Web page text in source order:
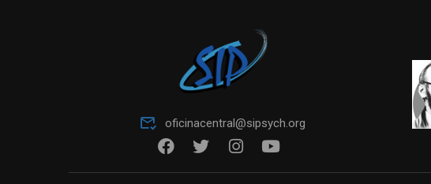
oficinacentral@sipsych.org